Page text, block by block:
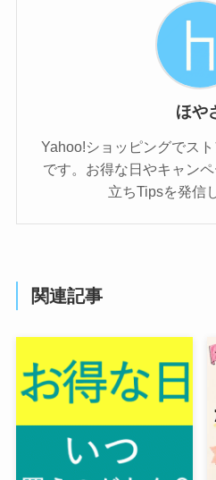
ほや
Yahoo!ショッピングでス
です。お得な日やキャン
立ちTipsを発信
関連記事